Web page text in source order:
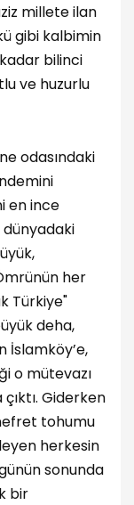
millete ilan
gibi kalbimin
bilinci
ve huzurlu
odasındaki
en ince
dünyadaki
her
Türkiye"
deha,
İslamköy’e,
o mütevazı
Giderken
tohumu
herkesin
sonunda
bir